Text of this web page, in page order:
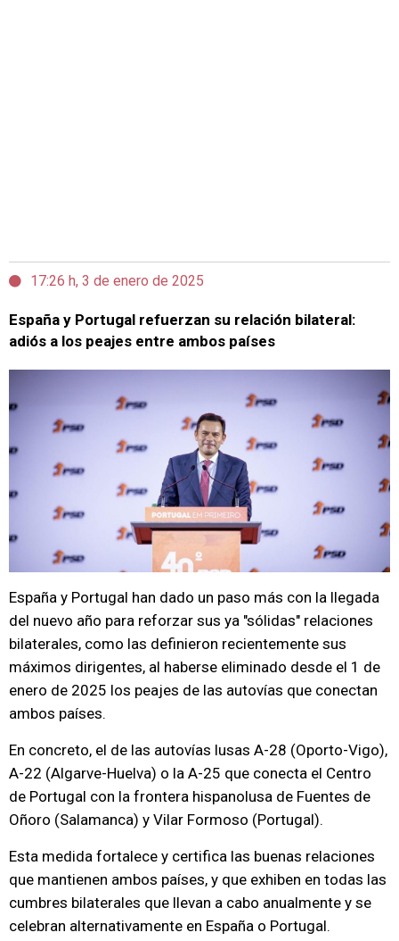
17:26 h, 3 de enero de 2025
España y Portugal refuerzan su relación bilateral:
adiós a los peajes entre ambos países
España y Portugal han dado un paso más con la llegada
del nuevo año para reforzar sus ya "sólidas" relaciones
bilaterales, como las definieron recientemente sus
máximos dirigentes, al haberse eliminado desde el 1 de
enero de 2025 los peajes de las autovías que conectan
ambos países.
En concreto, el de las autovías lusas A-28 (Oporto-Vigo),
A-22 (Algarve-Huelva) o la A-25 que conecta el Centro
de Portugal con la frontera hispanolusa de Fuentes de
Oñoro (Salamanca) y Vilar Formoso (Portugal).
Esta medida fortalece y certifica las buenas relaciones
que mantienen ambos países, y que exhiben en todas las
cumbres bilaterales que llevan a cabo anualmente y se
celebran alternativamente en España o Portugal.